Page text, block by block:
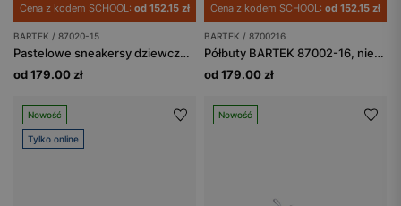
Cena z kodem SCHOOL: od 152.15 zł
BARTEK / 87020-15
Pastelowe sneakersy dziewczęce BARTEK 87020-15
od 179.00 zł
Cena z kodem SCHOOL: od 152.15 zł
BARTEK / 8700216
Półbuty BARTEK 87002-16, niebiesko-granatowy
od 179.00 zł
Nowość
Tylko online
Nowość